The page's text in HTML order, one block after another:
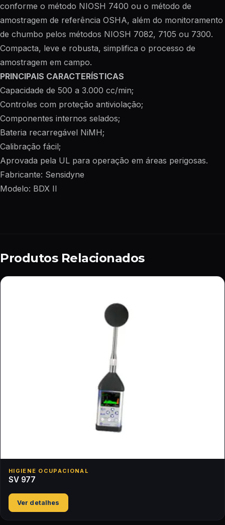
conforme o método NIOSH 7400 ou o método de
amostragem de referência OSHA, além do monitoramento
de chumbo pelos métodos NIOSH 7082, 7105 ou 7300.
Compacta, leve e robusta, simplifica o processo de
amostragem em campo.
PRINCIPAIS CARACTERÍSTICAS
Capacidade de 500 a 3.000 cc/min;
Controles com proteção antiviolação;
Componentes internos selados;
Bateria recarregável NiMH;
Calibração fácil;
Aprovada pela UL para operação em áreas perigosas.
Fabricante: Sensidyne
Modelo: BDX II
Produtos Relacionados
HIGIENE OCUPACIONAL
SV 977
Ver detalhes